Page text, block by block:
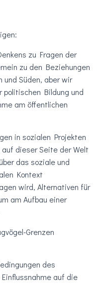
zu Fragen der
zu den Beziehungen
und Süden, aber wir
politischen Bildung und
am öffentlichen
in sozialen Projekten
dieser Seite der Welt
das soziale und
Kontext
wird, Alternativen für
am Aufbau einer
Grenzen
des
auf die